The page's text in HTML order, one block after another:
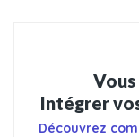
Intégrer
Découvrez